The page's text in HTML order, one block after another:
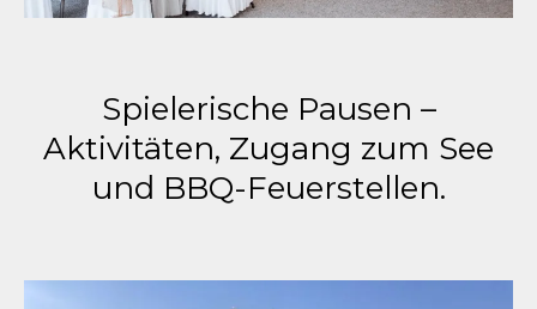
Spielerische Pausen –
Aktivitäten, Zugang zum See
und BBQ-Feuerstellen.